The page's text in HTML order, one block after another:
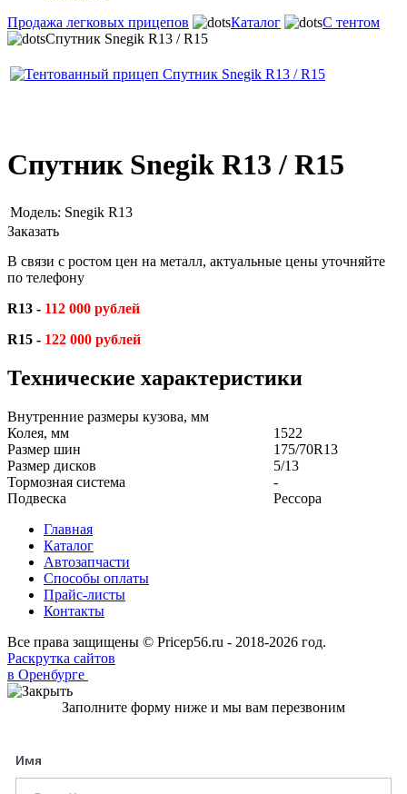
Продажа легковых прицепов
Каталог
С тентом
Спутник Snegik R13 / R15
Спутник Snegik R13 / R15
Модель: Snegik R13
Заказать
В связи с ростом цен на металл, актуальные цены уточняйте
по телефону
R13 - 112 000 рублей
R15 - 122 000 рублей
Технические характеристики
Внутренние размеры кузова, мм
Колея, мм
1522
Размер шин
175/70R13
Размер дисков
5/13
Тормозная система
-
Подвеска
Рессора
Главная
Каталог
Автозапчасти
Способы оплаты
Прайс-листы
Контакты
Все права защищены © Pricep56.ru - 2018-2026 год.
Раскрутка сайтов
в Оренбурге
Заполните форму ниже и мы вам перезвоним
Имя